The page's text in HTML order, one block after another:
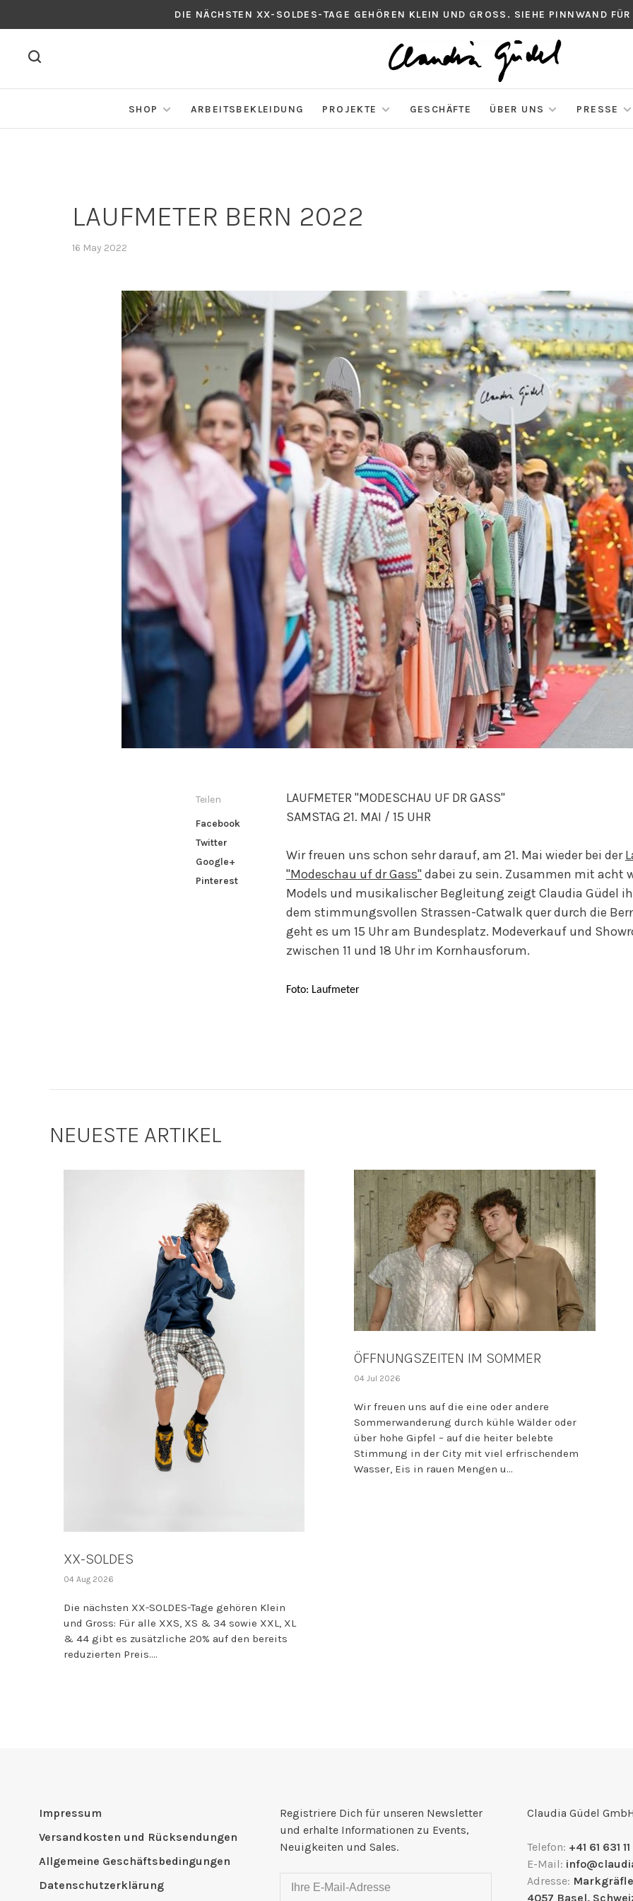
DIE NÄCHSTEN XX-SOLDES-TAGE GEHÖREN KLEIN UND GROSS. SIEHE PINNWAND
SHOP ARBEITSBEKLEIDUNG PROJEKTE GESCHÄFTE ÜBER UNS PRESSE
LAUFMETER BERN 2022
16 May 2022
Teilen
Facebook
Twitter
Google+
Pinterest
LAUFMETER "MODESCHAU UF DR GASS"
SAMSTAG 21. MAI / 15 UHR
Wir freuen uns schon sehr darauf, am 21. Mai wieder bei der
"Modeschau uf dr Gass"dabei zu sein. Zusammen mit acht
Models und musikalischer Begleitung zeigt Claudia Güdel
dem stimmungsvollen Strassen-Catwalk quer durch die
geht es um 15 Uhr am Bundesplatz. Modeverkauf und
zwischen 11 und 18 Uhr im Kornhausforum.
Foto: Laufmeter
NEUESTE ARTIKEL
XX-SOLDES
04 Aug 2026
Die nächsten XX-SOLDES-Tage gehören Klein
und Gross: Für alle XXS, XS & 34 sowie XXL, XL
& 44 gibt es zusätzliche 20% auf den bereits
reduzierten Preis....
ÖFFNUNGSZEITEN IM SOMMER
04 Jul 2026
Wir freuen uns auf die eine oder andere
Sommerwanderung durch kühle Wälder oder
über hohe Gipfel – auf die heiter belebte
Stimmung in der City mit viel erfrischendem
Wasser, Eis in rauen Mengen u...
Impressum
Versandkosten und Rücksendungen
Allgemeine Geschäftsbedingungen
Datenschutzerklärung
Registriere Dich für unseren Newsletter
und erhalte Informationen zu Events,
Neuigkeiten und Sales.
Claudia Güdel
Telefon: +41 61 631
E-Mail:
Adresse:
4057 Basel,